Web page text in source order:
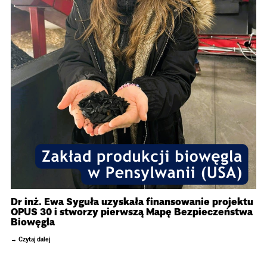
Dr inż. Ewa Syguła uzyskała finansowanie projektu
OPUS 30 i stworzy pierwszą Mapę Bezpieczeństwa
Biowęgla
Czytaj dalej